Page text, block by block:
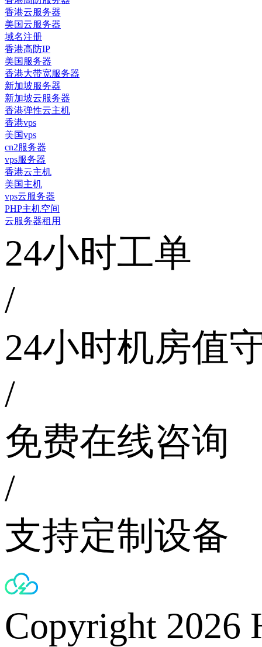
香港云服务器
美国云服务器
域名注册
香港高防IP
美国服务器
香港大带宽服务器
新加坡服务器
新加坡云服务器
香港弹性云主机
香港vps
美国vps
cn2服务器
vps服务器
香港云主机
美国主机
vps云服务器
PHP主机空间
云服务器租用
24小时工单
/
24小时机房值
/
免费在线咨询
/
支持定制设备
Copyright 2026